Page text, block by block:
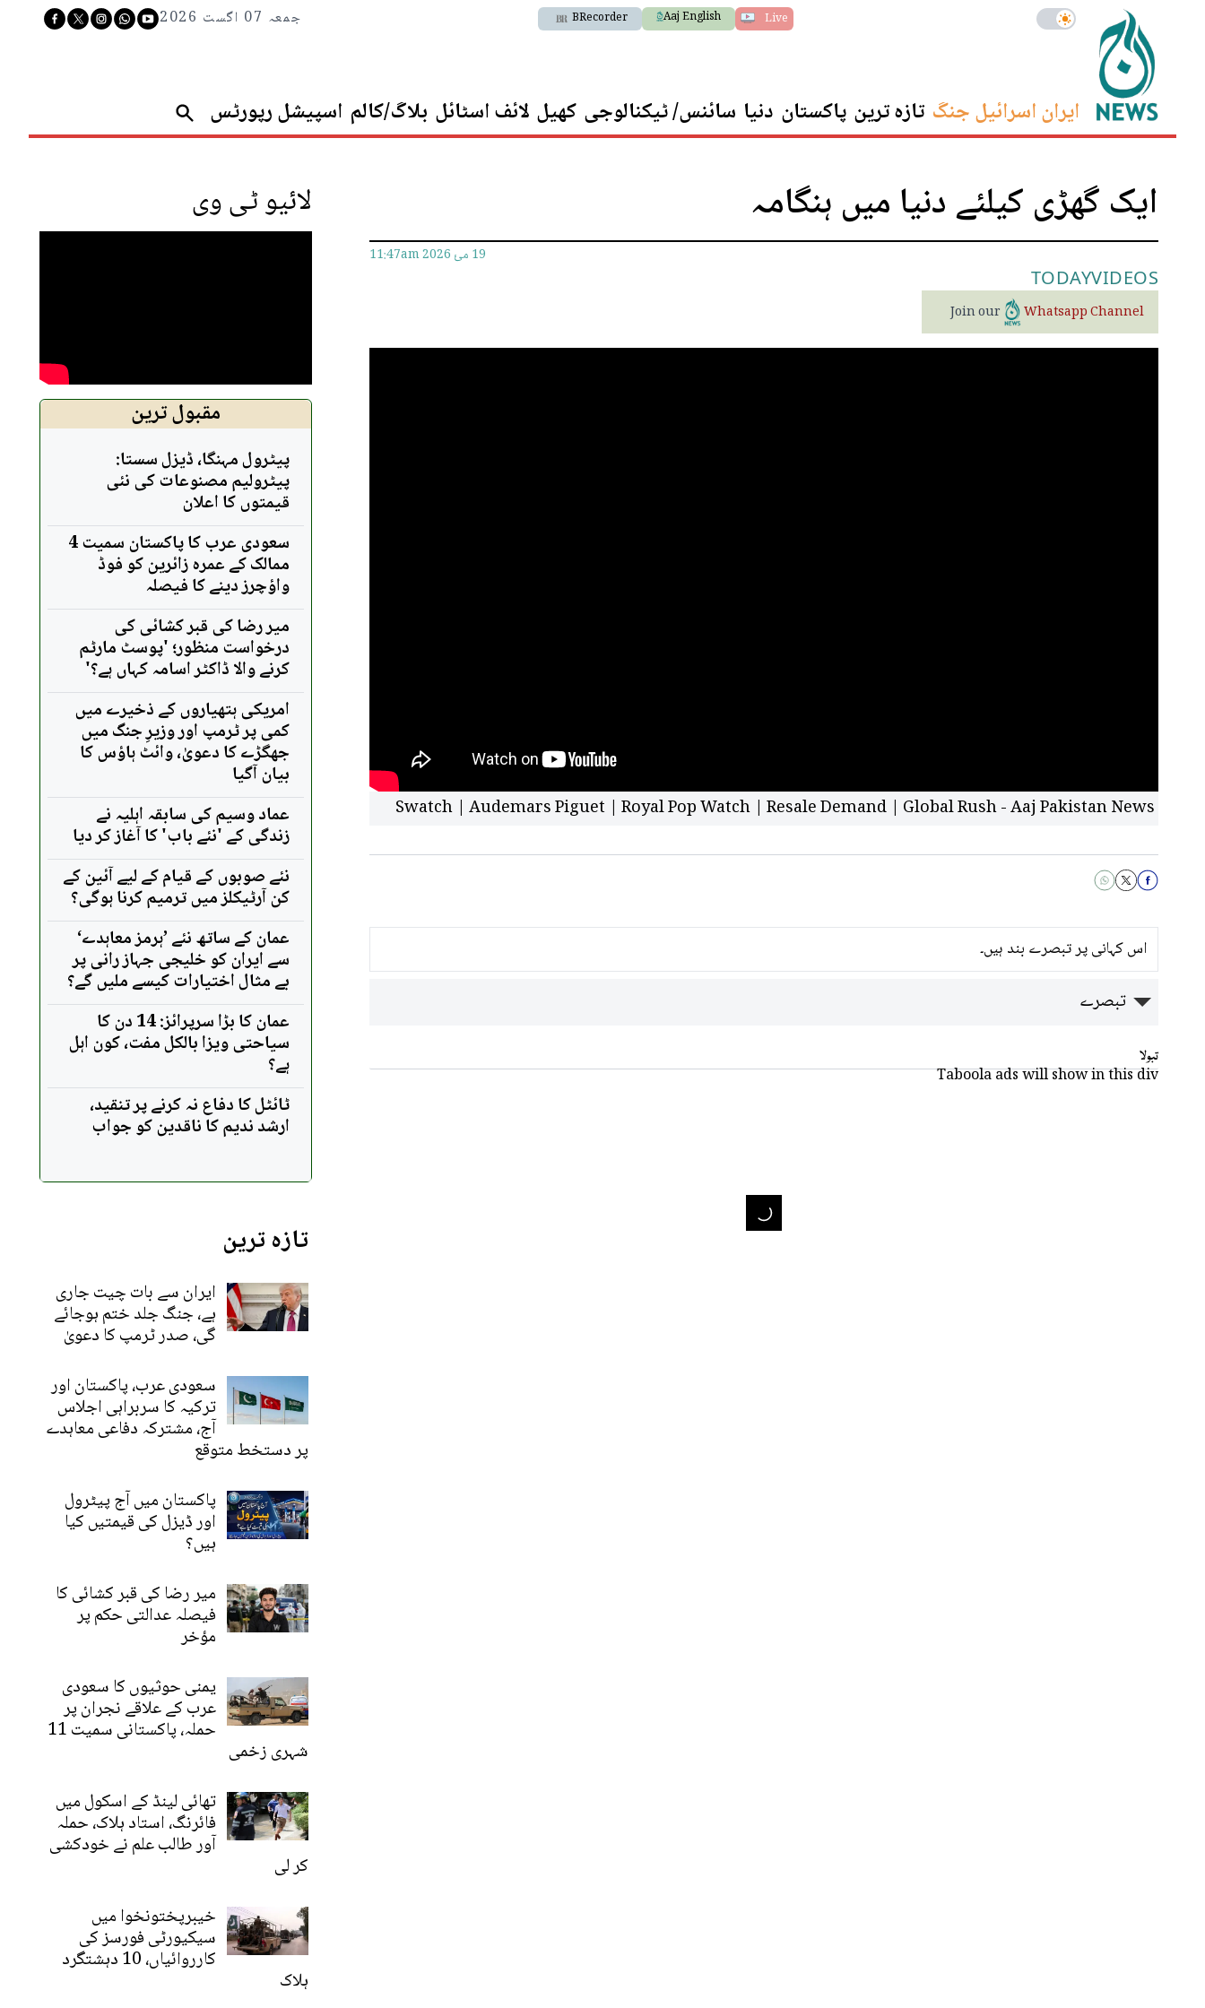
Live
Aaj English
BRecorder جمعہ 07 اگست 2026
ایران اسرائیل جنگ تازہ ترین پاکستان دنیا سائنس/ ٹیکنالوجی کھیل لائف اسٹائل بلاگ/کالم اسپیشل رپورٹس
ایک گھڑی کیلئے دنیا میں ہنگامہ
19 مئ 2026 11:47am
TODAYVIDEOS
Join our Whatsapp Channel
Swatch | Audemars Piguet | Royal Pop Watch | Resale Demand | Global Rush - Aaj Pakistan News
اس کہانی پر تبصرے بند ہیں۔
تبصرے
تبولا
Taboola ads will show in this div
لائیو ٹی وی
مقبول ترین
پیٹرول مہنگا، ڈیزل سستا:
پیٹرولیم مصنوعات کی نئی
قیمتوں کا اعلان
سعودی عرب کا پاکستان سمیت 4
ممالک کے عمرہ زائرین کو فوڈ
واؤچرز دینے کا فیصلہ
میر رضا کی قبر کشائی کی
درخواست منظور؛ 'پوسٹ مارٹم
کرنے والا ڈاکٹر اسامہ کہاں ہے؟'
امریکی ہتھیاروں کے ذخیرے میں
کمی پر ٹرمپ اور وزیرِ جنگ میں
جھگڑے کا دعویٰ، وائٹ ہاؤس کا
بیان آگیا
عماد وسیم کی سابقہ اہلیہ نے
زندگی کے 'نئے باب' کا آغاز کر دیا
نئے صوبوں کے قیام کے لیے آئین کے
کن آرٹیکلز میں ترمیم کرنا ہوگی؟
عمان کے ساتھ نئے ’ہرمز معاہدے‘
سے ایران کو خلیجی جہاز رانی پر
بے مثال اختیارات کیسے ملیں گے؟
عمان کا بڑا سرپرائز: 14 دن کا
سیاحتی ویزا بالکل مفت، کون اہل
ہے؟
ٹائٹل کا دفاع نہ کرنے پر تنقید،
ارشد ندیم کا ناقدین کو جواب
تازہ ترین
ایران سے بات چیت جاری
ہے، جنگ جلد ختم ہوجائے
گی، صدر ٹرمپ کا دعویٰ
سعودی عرب، پاکستان اور
ترکیہ کا سربراہی اجلاس
آج، مشترکہ دفاعی معاہدے
پر دستخط متوقع
پاکستان میں آج پیٹرول
اور ڈیزل کی قیمتیں کیا
ہیں؟
میر رضا کی قبر کشائی کا
فیصلہ عدالتی حکم پر
مؤخر
یمنی حوثیوں کا سعودی
عرب کے علاقے نجران پر
حملہ، پاکستانی سمیت 11
شہری زخمی
تھائی لینڈ کے اسکول میں
فائرنگ، استاد ہلاک، حملہ
آور طالب علم نے خودکشی
کر لی
خیبرپختونخوا میں
سیکیورٹی فورسز کی
کارروائیاں، 10 دہشتگرد
ہلاک